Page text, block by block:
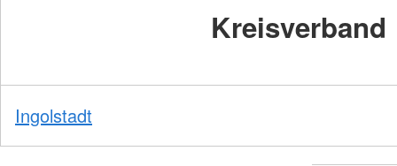
Kreisverband
Ingolstadt